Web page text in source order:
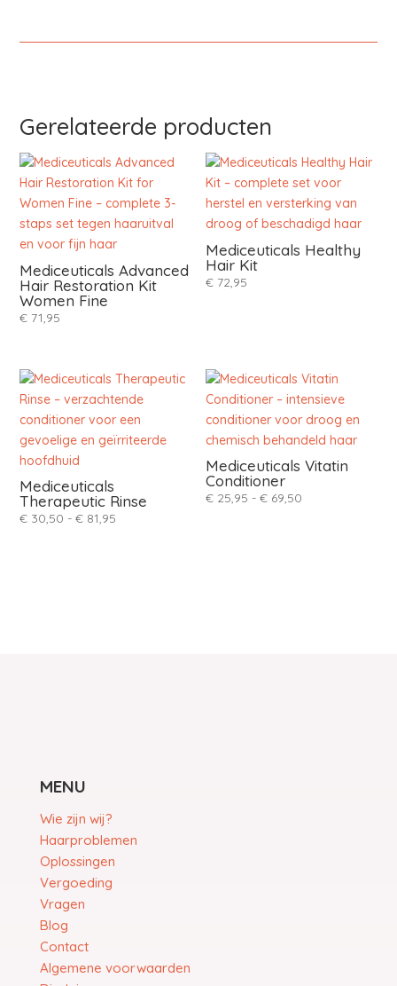
Gerelateerde producten
Mediceuticals Advanced
Hair Restoration Kit
Women Fine
€ 71,95
Mediceuticals Healthy
Hair Kit
€ 72,95
Mediceuticals
Therapeutic Rinse
€ 30,50 - € 81,95
Mediceuticals Vitatin
Conditioner
€ 25,95 - € 69,50
MENU
Wie zijn wij?
Haarproblemen
Oplossingen
Vergoeding
Vragen
Blog
Contact
Algemene voorwaarden